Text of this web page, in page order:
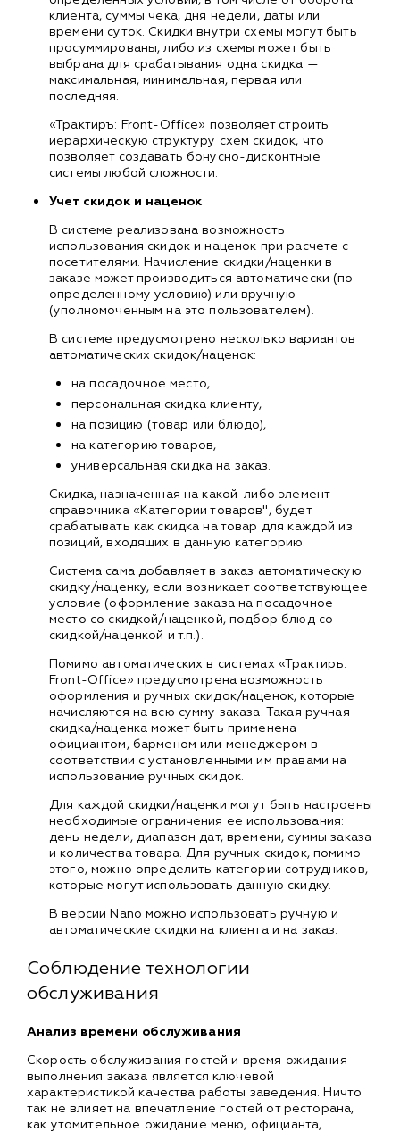
клиента, суммы чека, дня недели, даты или
времени суток. Скидки внутри схемы могут быть
просуммированы, либо из схемы может быть
выбрана для срабатывания одна скидка —
максимальная, минимальная, первая или
последняя.
«Трактиръ: Front-Office» позволяет строить
иерархическую структуру схем скидок, что
позволяет создавать бонусно-дисконтные
системы любой сложности.
Учет скидок и наценок
В системе реализована возможность
использования скидок и наценок при расчете с
посетителями. Начисление скидки/наценки в
заказе может производиться автоматически (по
определенному условию) или вручную
(уполномоченным на это пользователем).
В системе предусмотрено несколько вариантов
автоматических скидок/наценок:
на посадочное место,
персональная скидка клиенту,
на позицию (товар или блюдо),
на категорию товаров,
универсальная скидка на заказ.
Скидка, назначенная на какой-либо элемент
справочника «Категории товаров", будет
срабатывать как скидка на товар для каждой из
позиций, входящих в данную категорию.
Система сама добавляет в заказ автоматическую
скидку/наценку, если возникает соответствующее
условие (оформление заказа на посадочное
место со скидкой/наценкой, подбор блюд со
скидкой/наценкой и т.п.).
Помимо автоматических в системах «Трактиръ:
Front-Office» предусмотрена возможность
оформления и ручных скидок/наценок, которые
начисляются на всю сумму заказа. Такая ручная
скидка/наценка может быть применена
официантом, барменом или менеджером в
соответствии с установленными им правами на
использование ручных скидок.
Для каждой скидки/наценки могут быть настроены
необходимые ограничения ее использования:
день недели, диапазон дат, времени, суммы заказа
и количества товара. Для ручных скидок, помимо
этого, можно определить категории сотрудников,
которые могут использовать данную скидку.
В версии Nano можно использовать ручную и
автоматические скидки на клиента и на заказ.
Соблюдение технологии
обслуживания
Анализ времени обслуживания
Скорость обслуживания гостей и время ожидания
выполнения заказа является ключевой
характеристикой качества работы заведения. Ничто
так не влияет на впечатление гостей от ресторана,
как утомительное ожидание меню, официанта,